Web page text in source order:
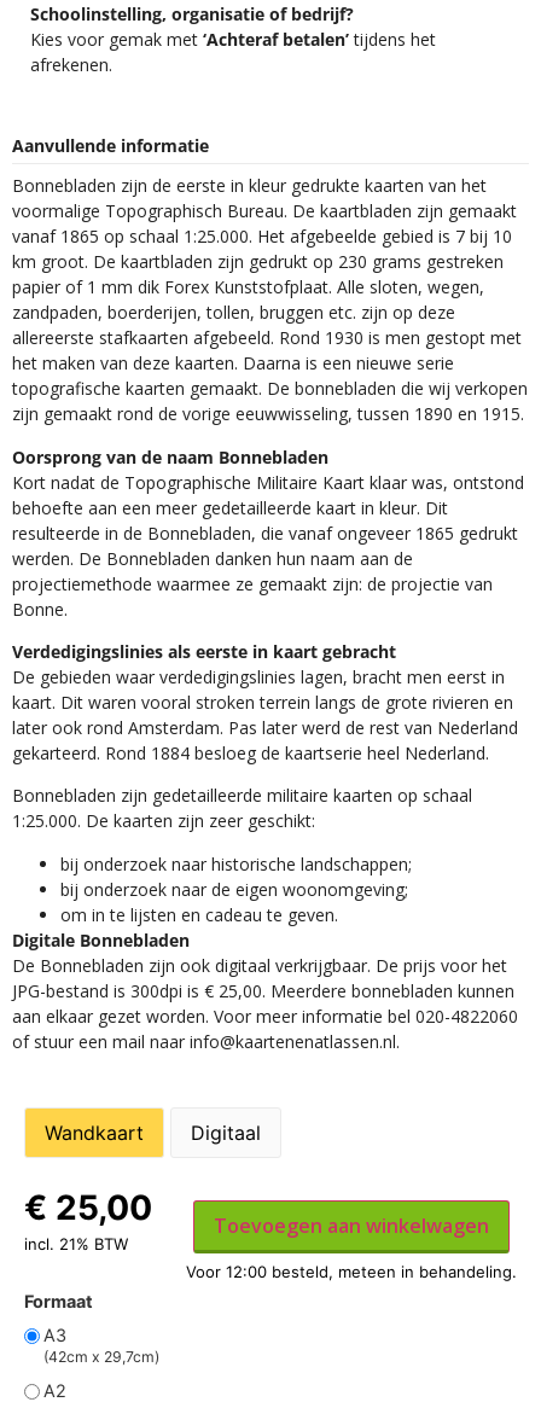
Schoolinstelling, organisatie of bedrijf?
Kies voor gemak met ‘Achteraf betalen’tijdens het
afrekenen.
Aanvullende informatie
Bonnebladen zijn de eerste in kleur gedrukte kaarten van het
voormalige Topographisch Bureau. De kaartbladen zijn gemaakt
vanaf 1865 op schaal 1:25.000. Het afgebeelde gebied is 7 bij 10
km groot. De kaartbladen zijn gedrukt op 230 grams gestreken
papier of 1 mm dik Forex Kunststofplaat. Alle sloten, wegen,
zandpaden, boerderijen, tollen, bruggen etc. zijn op deze
allereerste stafkaarten afgebeeld. Rond 1930 is men gestopt met
het maken van deze kaarten. Daarna is een nieuwe serie
topografische kaarten gemaakt. De bonnebladen die wij verkopen
zijn gemaakt rond de vorige eeuwwisseling, tussen 1890 en 1915.
Oorsprong van de naam Bonnebladen
Kort nadat de Topographische Militaire Kaart klaar was, ontstond
behoefte aan een meer gedetailleerde kaart in kleur. Dit
resulteerde in de Bonnebladen, die vanaf ongeveer 1865 gedrukt
werden. De Bonnebladen danken hun naam aan de
projectiemethode waarmee ze gemaakt zijn: de projectie van
Bonne.
Verdedigingslinies als eerste in kaart gebracht
De gebieden waar verdedigingslinies lagen, bracht men eerst in
kaart. Dit waren vooral stroken terrein langs de grote rivieren en
later ook rond Amsterdam. Pas later werd de rest van Nederland
gekarteerd. Rond 1884 besloeg de kaartserie heel Nederland.
Bonnebladen zijn gedetailleerde militaire kaarten op schaal
1:25.000. De kaarten zijn zeer geschikt:​
​bij onderzoek naar historische landschappen;
bij onderzoek naar de eigen woonomgeving;
om in te lijsten en cadeau te geven.
Digitale Bonnebladen
De Bonnebladen zijn ook digitaal verkrijgbaar. De prijs voor het
JPG-bestand is 300dpi is € 25,00. Meerdere bonnebladen kunnen
aan elkaar gezet worden. Voor meer informatie bel 020-4822060
of stuur een mail naar info@kaartenenatlassen.nl.
Wandkaart Digitaal
Formaat
A3
(42cm x 29,7cm)
A2
€ 25,00
incl. 21% BTW
Toevoegen aan winkelwagen